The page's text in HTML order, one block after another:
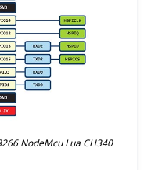
NodeMcu Lua CH340